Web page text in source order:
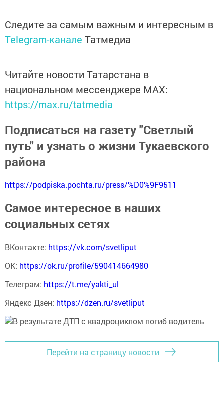
Следите за самым важным и интересным в
Telegram-канале Татмедиа
Читайте новости Татарстана в
национальном мессенджере MАХ:
https://max.ru/tatmedia
Подписаться на газету "Светлый
путь" и узнать о жизни Тукаевского
района
https://podpiska.pochta.ru/press/%D0%9F9511
Самое интересное в наших
социальных сетях
ВКонтакте: https://vk.com/svetliput
ОК: https://ok.ru/profile/590414664980
Телеграм: https://t.me/yakti_ul
Яндекс Дзен: https://dzen.ru/svetliput
Перейти на страницу новости